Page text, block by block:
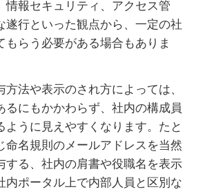
情報セキュリティ、アクセス管
遂行といった観点から、一定の社
もらう必要がある場合もありま
方法や表示のされ方によっては、
るにもかかわらず、社内の構成員
ように見えやすくなります。たと
命名規則のメールアドレスを当然
する、社内の肩書や役職名を表示
内ポータル上で内部人員と区別な